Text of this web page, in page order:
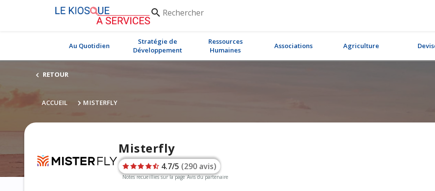
search
Rechercher
Au Quotidien
Stratégie de
Développement
Ressources
Humaines
Associations Agriculture
RETOUR
ACCUEIL MISTERFLY
Misterfly
4.7/5 (290 avis)
Notes recueillies sur la page Avis du partenaire